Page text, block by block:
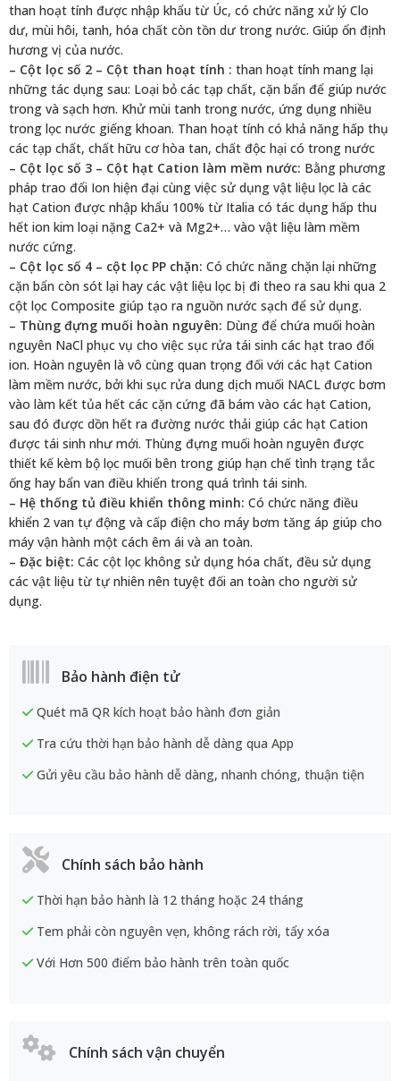
than hoạt tính được nhập khẩu từ Úc, có chức năng xử lý Clo
dư, mùi hôi, tanh, hóa chất còn tồn dư trong nước. Giúp ổn định
hương vị của nước.
– Cột lọc số 2 – Cột than hoạt tính : than hoạt tính mang lại
những tác dụng sau: Loại bỏ các tạp chất, cặn bẩn để giúp nước
trong và sạch hơn. Khử mùi tanh trong nước, ứng dụng nhiều
trong lọc nước giếng khoan. Than hoạt tính có khả năng hấp thụ
các tạp chất, chất hữu cơ hòa tan, chất độc hại có trong nước
– Cột lọc số 3 – Cột hạt Cation làm mềm nước: Bằng phương
pháp trao đổi Ion hiện đại cùng việc sử dụng vật liệu lọc là các
hạt Cation được nhập khẩu 100% từ Italia có tác dụng hấp thu
hết ion kim loại nặng Ca2+ và Mg2+… vào vật liệu làm mềm
nước cứng.
– Cột lọc số 4 – cột lọc PP chặn: Có chức năng chặn lại những
cặn bẩn còn sót lại hay các vật liệu lọc bị đi theo ra sau khi qua 2
cột lọc Composite giúp tạo ra nguồn nước sạch để sử dụng.
– Thùng đựng muối hoàn nguyên: Dùng để chứa muối hoàn
nguyên NaCl phục vụ cho việc sục rửa tái sinh các hạt trao đổi
ion. Hoàn nguyên là vô cùng quan trọng đối với các hạt Cation
làm mềm nước, bởi khi sục rửa dung dịch muối NACL được bơm
vào làm kết tủa hết các cặn cứng đã bám vào các hạt Cation,
sau đó được dồn hết ra đường nước thải giúp các hạt Cation
được tái sinh như mới. Thùng đựng muối hoàn nguyên được
thiết kế kèm bộ lọc muối bên trong giúp hạn chế tình trạng tắc
ống hay bẩn van điều khiển trong quá trình tái sinh.
– Hệ thống tủ điều khiển thông minh: Có chức năng điều
khiển 2 van tự động và cấp điện cho máy bơm tăng áp giúp cho
máy vận hành một cách êm ái và an toàn.
– Đặc biệt: Các cột lọc không sử dụng hóa chất, đều sử dụng
các vật liệu từ tự nhiên nên tuyệt đối an toàn cho người sử
dụng.
Bảo hành điện tử
Quét mã QR kích hoạt bảo hành đơn giản
Tra cứu thời hạn bảo hành dễ dàng qua App
Gửi yêu cầu bảo hành dễ dàng, nhanh chóng, thuận tiện
Chính sách bảo hành
Thời hạn bảo hành là 12 tháng hoặc 24 tháng
Tem phải còn nguyên vẹn, không rách rời, tẩy xóa
Với Hơn 500 điểm bảo hành trên toàn quốc
Chính sách vận chuyển